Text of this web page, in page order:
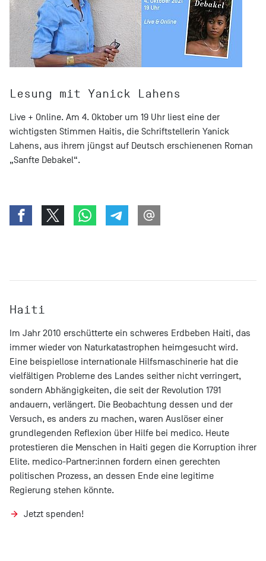
Lesung mit Yanick Lahens
Live + Online. Am 4. Oktober um 19 Uhr liest eine der
wichtigsten Stimmen Haitis, die Schriftstellerin Yanick
Lahens, aus ihrem jüngst auf Deutsch erschienenen Roman
„Sanfte Debakel“.
Haiti
Im Jahr 2010 erschütterte ein schweres Erdbeben Haiti, das
immer wieder von Naturkatastrophen heimgesucht wird.
Eine beispiellose internationale Hilfsmaschinerie hat die
vielfältigen Probleme des Landes seither nicht verringert,
sondern Abhängigkeiten, die seit der Revolution 1791
andauern, verlängert. Die Beobachtung dessen und der
Versuch, es anders zu machen, waren Auslöser einer
grundlegenden Reflexion über Hilfe bei medico. Heute
protestieren die Menschen in Haiti gegen die Korruption ihrer
Elite. medico-Partner:innen fordern einen gerechten
politischen Prozess, an dessen Ende eine legitime
Regierung stehen könnte.
Jetzt spenden!